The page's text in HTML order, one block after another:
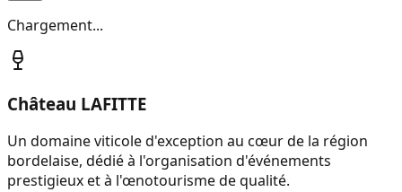
Chargement...
Château LAFITTE
Un domaine viticole d'exception au cœur de la région
bordelaise, dédié à l'organisation d'événements
prestigieux et à l'œnotourisme de qualité.